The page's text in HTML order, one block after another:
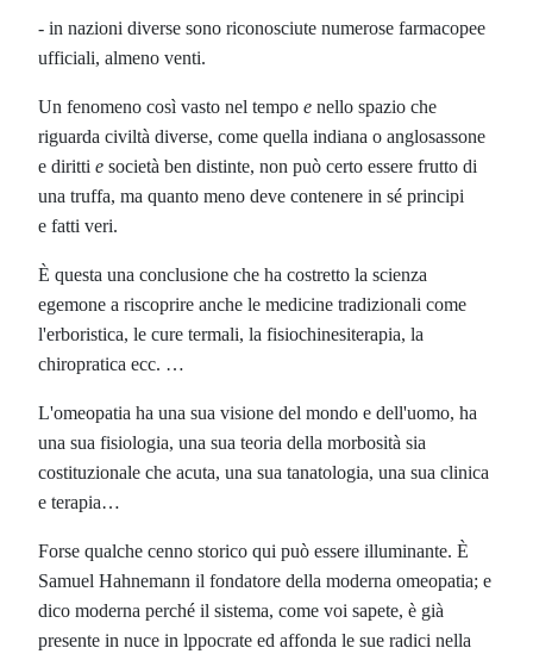
- in nazioni diverse sono riconosciute numerose farmacopee
ufficiali, almeno venti.
Un fenomeno così vasto nel tempo e nello spazio che
riguarda civiltà diverse, come quella indiana o anglosassone
e diritti e società ben distinte, non può certo essere frutto di
una truffa, ma quanto meno deve contenere in sé principi
e fatti veri.
È questa una conclusione che ha costretto la scienza
egemone a riscoprire anche le medicine tradizionali come
l'erboristica, le cure termali, la fisiochinesiterapia, la
chiropratica ecc. …
L'omeopatia ha una sua visione del mondo e dell'uomo, ha
una sua fisiologia, una sua teoria della morbosità sia
costituzionale che acuta, una sua tanatologia, una sua clinica
e terapia…
Forse qualche cenno storico qui può essere illuminante. È
Samuel Hahnemann il fondatore della moderna omeopatia; e
dico moderna perché il sistema, come voi sapete, è già
presente in nuce in lppocrate ed affonda le sue radici nella